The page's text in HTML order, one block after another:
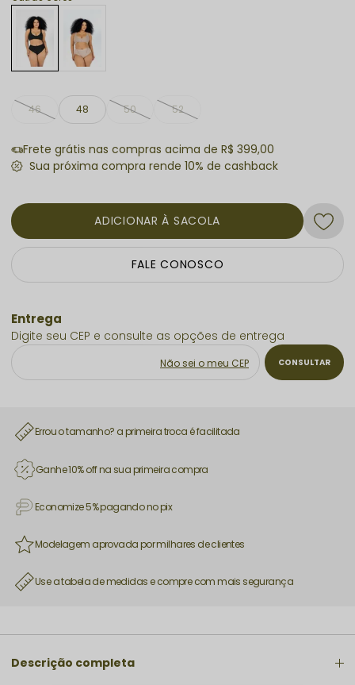
46 48 50 52
ADICIONAR À SACOLA
Frete grátis nas compras acima de R$ 399,00
FALE CONOSCO
Não sei o meu CEP
Errou o tamanho? a primeira troca é facilitada
Ganhe 10% off na sua primeira compra
Economize 5% pagando no pix
Modelagem aprovada por milhares de clientes
Use a tabela de medidas e compre com mais segurança
Descrição completa